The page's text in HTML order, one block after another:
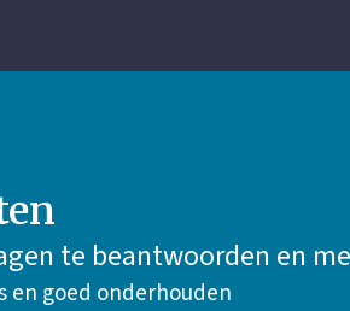
te beantwoorden en
en goed onderhouden